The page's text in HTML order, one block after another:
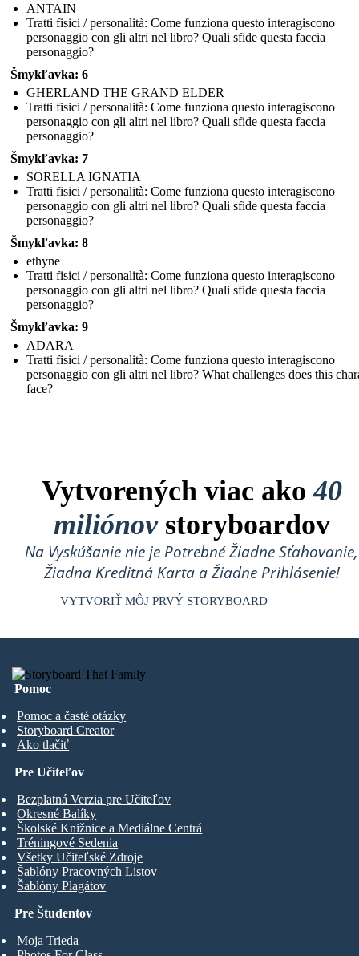
ANTAIN
Tratti fisici / personalità: Come funziona questo interagiscono
personaggio con gli altri nel libro? Quali sfide questa faccia
personaggio?
Šmykľavka: 6
GHERLAND THE GRAND ELDER
Tratti fisici / personalità: Come funziona questo interagiscono
personaggio con gli altri nel libro? Quali sfide questa faccia
personaggio?
Šmykľavka: 7
SORELLA IGNATIA
Tratti fisici / personalità: Come funziona questo interagiscono
personaggio con gli altri nel libro? Quali sfide questa faccia
personaggio?
Šmykľavka: 8
ethyne
Tratti fisici / personalità: Come funziona questo interagiscono
personaggio con gli altri nel libro? Quali sfide questa faccia
personaggio?
Šmykľavka: 9
ADARA
Tratti fisici / personalità: Come funziona questo interagiscono
personaggio con gli altri nel libro? What challenges does this
face?
Vytvorených viac ako40
miliónovstoryboardov
Na Vyskúšanie nie je Potrebné Žiadne Sťahovanie,
Žiadna Kreditná Karta a Žiadne Prihlásenie!
VYTVORIŤ MÔJ PRVÝ STORYBOARD
Pomoc
Pomoc a časté otázky
Storyboard Creator
Ako tlačiť
Pre Študentov
Moja Trieda
Pre Učiteľov
Bezplatná Verzia pre Učiteľov
Okresné Balíky
Školské Knižnice a Mediálne Centrá
Tréningové Sedenia
Všetky Učiteľské Zdroje
Šablóny Pracovných Listov
Šablóny Plagátov